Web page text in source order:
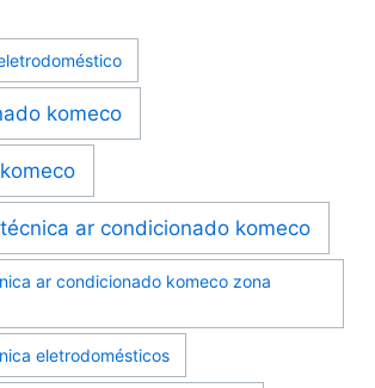
komeco
ar condicionado komeco
ar condicionado komeco zona
eletrodomésticos